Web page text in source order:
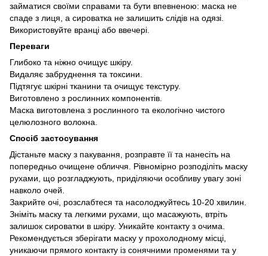
займатися своїми справами та бути впевненою: маска не
спаде з лиця, а сироватка не залишить слідів на одязі.
Використовуйте вранці або ввечері.
Переваги
Глибоко та ніжно очищує шкіру.
Видаляє забруднення та токсини.
Підтягує шкірні тканини та очищує текстуру.
Виготовлено з рослинних компонентів.
Маска виготовлена з рослинного та екологічно чистого
целюлозного волокна.
Спосіб застосування
Дістаньте маску з пакування, розправте її та нанесіть на
попередньо очищене обличчя. Рівномірно розподіліть маску
рухами, що розгладжують, приділяючи особливу увагу зоні
навколо очей.
Закрийте очі, розслабтеся та насолоджуйтесь 10-20 хвилин.
Зніміть маску та легкими рухами, що масажують, втріть
залишок сироватки в шкіру. Уникайте контакту з очима.
Рекомендується зберігати маску у прохолодному місці,
уникаючи прямого контакту із сонячними променями та у